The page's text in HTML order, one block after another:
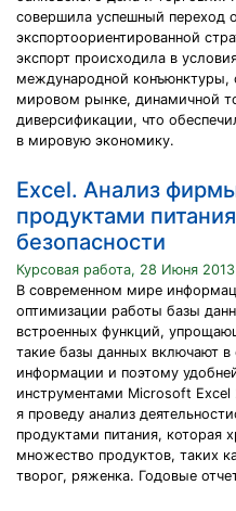
совершила успешный переход
экспортоориентированной
экспорт происходила в
международной конъюнктуры,
мировом рынке, динамичной
диверсификации, что
в мировую экономику.
Excel. Анализ
продуктами
безопасности
Курсовая работа, 28 Июня 2013
В современном мире
оптимизации работы базы
встроенных функций,
такие базы данных включают
информации и поэтому
инструментами Microsoft
я проведу анализ
продуктами питания, которая
множество продуктов, таких
творог, ряженка. Годовые